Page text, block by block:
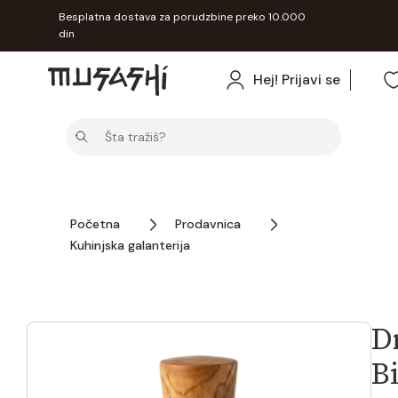
Besplatna dostava za porudzbine preko 10.000
din
Hej! Prijavi se
Početna
Prodavnica
Kuhinjska galanterija